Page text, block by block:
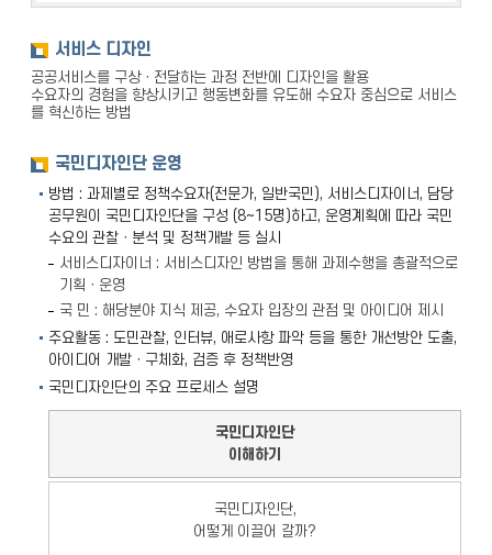
서비스 디자인
공공서비스를 구상ㆍ전달하는 과정 전반에 디자인을 활용
수요자의 경험을 향상시키고 행동변화를 유도해 수요자 중심으로 서비스
를 혁신하는 방법
국민디자인단 운영
방법 : 과제별로 정책수요자(전문가, 일반국민), 서비스디자이너, 담당
공무원이 국민디자인단을 구성 (8~15명)하고, 운영계획에 따라 국민
수요의 관찰ㆍ분석 및 정책개발 등 실시
서비스디자이너 : 서비스디자인 방법을 통해 과제수행을 총괄적으로
기획ㆍ운영
국 민 : 해당분야 지식 제공, 수요자 입장의 관점 및 아이디어 제시
주요활동 : 도민관찰, 인터뷰, 애로사항 파악 등을 통한 개선방안 도출,
아이디어 개발ㆍ구체화, 검증 후 정책반영
국민디자인단의 주요 프로세스 설명
국민디자인단
이해하기
국민디자인단,
어떻게 이끌어 갈까?